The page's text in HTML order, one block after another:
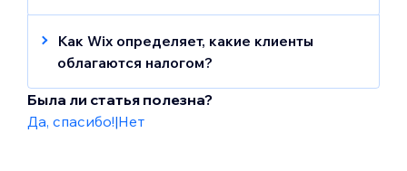
организациям-резидентам в ОАЭ.
Если у вас нет идентификационного
номера налогоплательщика, Wix
начислять и взимать НДС с платежей за
Как Wix определяет, какие клиенты
облагаются налогом?
Налог зависит от адреса аккаунта для
выставления счетов.
Была ли статья полезна?
Да, спасибо!|Нет